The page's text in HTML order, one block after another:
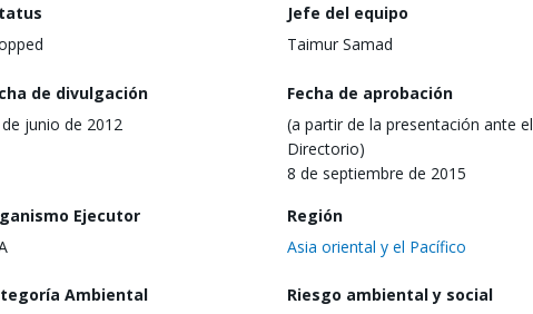
Jefe del equipo
Taimur Samad
de divulgación
junio de 2012
Fecha de aprobación
(a partir de la presentación ante el
Directorio)
8 de septiembre de 2015
Ejecutor
Región
Asia oriental y el Pacífico
Ambiental
Riesgo ambiental y social